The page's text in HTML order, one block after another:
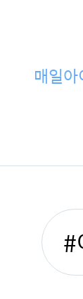
매일
#